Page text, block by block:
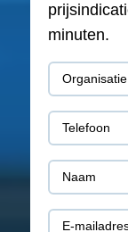
minuten.
Organisatie
(Vereist)
Telefoon
(Vereist)
Naam
(Vereist)
E-